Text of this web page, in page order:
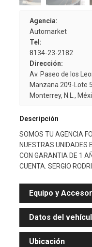
Agencia:
Automarket
Tel:
8134-23-2182
Dirección:
Av. Paseo de los Leones, Av. Paseo de Cumbres
Manzana 209-Lote
Monterrey, N.L.,
Descripción
SOMOS TU AGENCIA FORD SEMINUEVOS CENTRO, TODAS
NUESTRAS UNIDADES
CON GARANTIA DE 1
CUENTA. SERGIO
Equipo y
Datos del
Ubicación